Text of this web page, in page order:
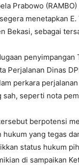
Prabowo
menetapkan
Bekasi, sebagai
penyimpangan
Perjalanan Dinas
perkara
seperti nota
berpotensi
yang tegas
status hukum
di sampaikan